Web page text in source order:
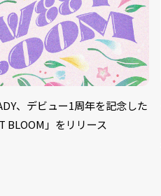
、デビュー1周年を記念した
BLOOM」をリリース